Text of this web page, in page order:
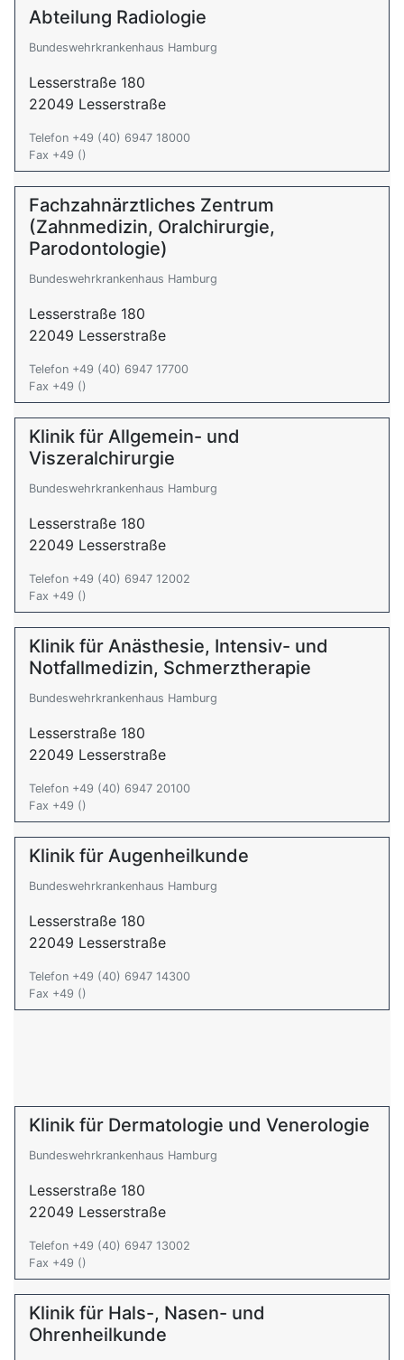
Abteilung Radiologie
Bundeswehrkrankenhaus Hamburg
Lesserstraße 180
22049 Lesserstraße
Telefon +49 (40) 6947 18000
Fax +49 ()
Fachzahnärztliches Zentrum
(Zahnmedizin, Oralchirurgie,
Parodontologie)
Bundeswehrkrankenhaus Hamburg
Lesserstraße 180
22049 Lesserstraße
Telefon +49 (40) 6947 17700
Fax +49 ()
Klinik für Allgemein- und
Viszeralchirurgie
Bundeswehrkrankenhaus Hamburg
Lesserstraße 180
22049 Lesserstraße
Telefon +49 (40) 6947 12002
Fax +49 ()
Klinik für Anästhesie, Intensiv- und
Notfallmedizin, Schmerztherapie
Bundeswehrkrankenhaus Hamburg
Lesserstraße 180
22049 Lesserstraße
Telefon +49 (40) 6947 20100
Fax +49 ()
Klinik für Augenheilkunde
Bundeswehrkrankenhaus Hamburg
Lesserstraße 180
22049 Lesserstraße
Telefon +49 (40) 6947 14300
Fax +49 ()
Klinik für Dermatologie und Venerologie
Bundeswehrkrankenhaus Hamburg
Lesserstraße 180
22049 Lesserstraße
Telefon +49 (40) 6947 13002
Fax +49 ()
Klinik für Hals-, Nasen- und
Ohrenheilkunde